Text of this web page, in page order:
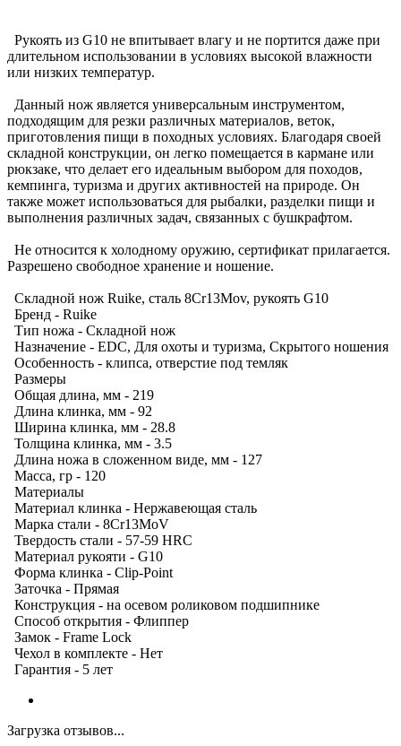
Рукоять из G10 не впитывает влагу и не портится даже при
длительном использовании в условиях высокой влажности
или низких температур.
Данный нож является универсальным инструментом,
подходящим для резки различных материалов, веток,
приготовления пищи в походных условиях. Благодаря своей
складной конструкции, он легко помещается в кармане или
рюкзаке, что делает его идеальным выбором для походов,
кемпинга, туризма и других активностей на природе. Он
также может использоваться для рыбалки, разделки пищи и
выполнения различных задач, связанных с бушкрафтом.
Не относится к холодному оружию, сертификат прилагается.
Разрешено свободное хранение и ношение.
Складной нож Ruike, сталь 8Cr13Mov, рукоять G10
Бренд - Ruike
Тип ножа - Складной нож
Назначение - EDC, Для охоты и туризма, Скрытого ношения
Особенность - клипса, отверстие под темляк
Размеры
Общая длина, мм - 219
Длина клинка, мм - 92
Ширина клинка, мм - 28.8
Толщина клинка, мм - 3.5
Длина ножа в сложенном виде, мм - 127
Масса, гр - 120
Материалы
Материал клинка - Нержавеющая сталь
Марка стали - 8Cr13MoV
Твердость стали - 57-59 HRC
Материал рукояти - G10
Форма клинка - Clip-Point
Заточка - Прямая
Конструкция - на осевом роликовом подшипнике
Способ открытия - Флиппер
Замок - Frame Lock
Чехол в комплекте - Нет
Гарантия - 5 лет
Загрузка отзывов...